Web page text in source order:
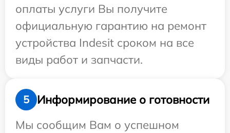
оплаты услуги Вы получите
официальную гарантию на ремонт
устройства Indesit сроком на все
виды работ и запчасти.
5
Информирование о готовности
Мы сообщим Вам о успешном